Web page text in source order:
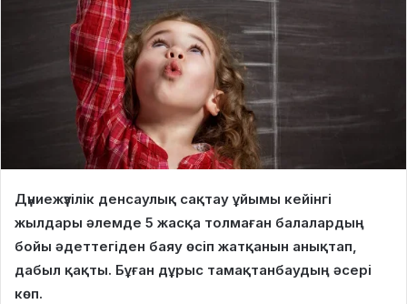
Дүниежүзілік денсаулық сақтау ұйымы кейінгі
жылдары әлемде 5 жасқа толмаған балалардың
бойы әдеттегіден баяу өсіп жатқанын анықтап,
дабыл қақты. Бұған дұрыс тамақтанбаудың әсері
көп.